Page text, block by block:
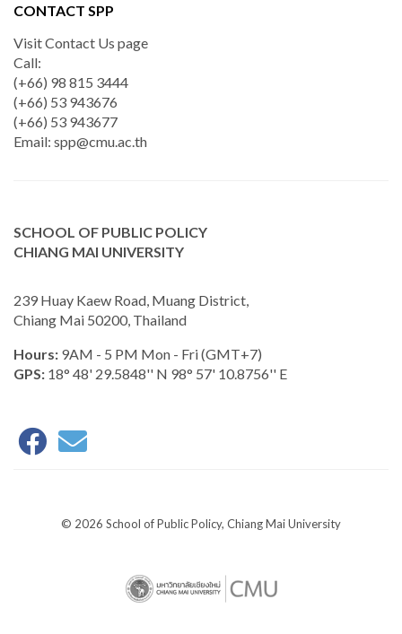
CONTACT SPP
Visit Contact Us page
Call:
(+66) 98 815 3444
(+66) 53 943676
(+66) 53 943677
Email: spp@cmu.ac.th
SCHOOL OF PUBLIC POLICY
CHIANG MAI UNIVERSITY
239 Huay Kaew Road, Muang District,
Chiang Mai 50200, Thailand
Hours: 9AM - 5 PM Mon - Fri (GMT+7)
GPS: 18° 48' 29.5848'' N 98° 57' 10.8756'' E
© 2026 School of Public Policy, Chiang Mai University